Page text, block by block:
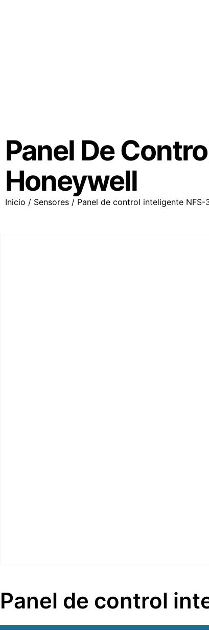
Panel De
Honeywell
Inicio / Sensores / Panel de control inteligente
Panel de control